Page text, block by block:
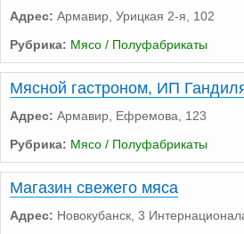
Адрес: Армавир, Урицкая 2-я, 102
Рубрика: Мясо / Полуфабрикаты
Мясной гастроном, ИП
Адрес: Армавир, Ефремова, 123
Рубрика: Мясо / Полуфабрикаты
Магазин свежего мяса
Адрес: Новокубанск, 3